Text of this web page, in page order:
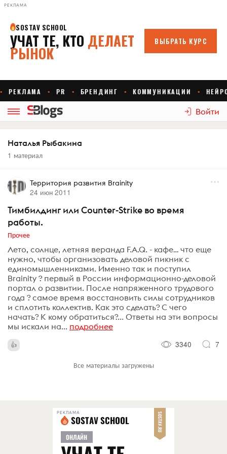
РЕКЛАМА
Войти
Наталья Рыбакина
1 материал
Территория развития Brainity
24 июн 2011
Тимбилдинг или Counter-Strike во время
работы.
Прочее
Лето, солнце, летняя веранда F.A.Q. - кафе… что еще
нужно, чтобы организовать деловой пикник с
единомышленниками. Именно так и поступил
Brainity ? первый в России информационно-деловой
портал о развитии. После напряженного трудового
года ? самое время восстановить силы сотрудников
и сплотить коллектив. Как это сделать? С чего
начать? К кому обратиться?... Ответы на эти вопросы
мы искали на... подробнее
3340
7
Все материалы загружены
РЕКЛАМА